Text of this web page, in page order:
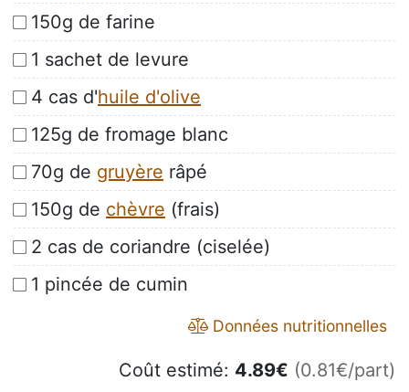
150g de farine
1 sachet de levure
4 cas d'huile d'olive
125g de fromage blanc
70g de gruyère râpé
150g de chèvre (frais)
2 cas de coriandre (ciselée)
1 pincée de cumin
Données nutritionnelles
Coût estimé: 4.89€ (0.81€/part)